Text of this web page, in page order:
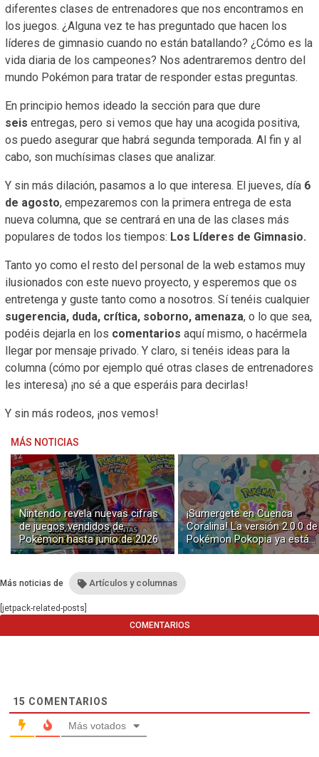
diferentes clases de entrenadores que nos encontramos en
los juegos. ¿Alguna vez te has preguntado que hacen los
líderes de gimnasio cuando no están batallando? ¿Cómo es la
vida diaria de los campeones? Nos adentraremos dentro del
mundo Pokémon para tratar de responder estas preguntas.
En principio hemos ideado la sección para que dure
seis entregas, pero si vemos que hay una acogida positiva,
os puedo asegurar que habrá segunda temporada. Al fin y al
cabo, son muchísimas clases que analizar.
Y sin más dilación, pasamos a lo que interesa. El jueves, día 6
de agosto, empezaremos con la primera entrega de esta
nueva columna, que se centrará en una de las clases más
populares de todos los tiempos: Los Líderes de Gimnasio.
Tanto yo como el resto del personal de la web estamos muy
ilusionados con este nuevo proyecto, y esperemos que os
entretenga y guste tanto como a nosotros. Sí tenéis cualquier
sugerencia, duda, crítica, soborno, amenaza, o lo que sea,
podéis dejarla en los comentarios aquí mismo, o hacérmela
llegar por mensaje privado. Y claro, si tenéis ideas para la
columna (cómo por ejemplo qué otras clases de entrenadores
les interesa) ¡no sé a que esperáis para decirlas!
Y sin más rodeos, ¡nos vemos!
MÁS NOTICIAS
Nintendo revela nuevas cifras
de juegos vendidos de
Pokémon hasta junio de 2026
¡Sumergete en Cuenca
Coralina! La versión 2.0.0 de
Pokémon Pokopia ya está
disponible con buceo y
Más noticias de Artículos y columnas
[jetpack-related-posts]
COMENTARIOS
15 COMENTARIOS
Más votados